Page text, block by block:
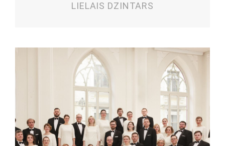
LIELAIS DZINTARS